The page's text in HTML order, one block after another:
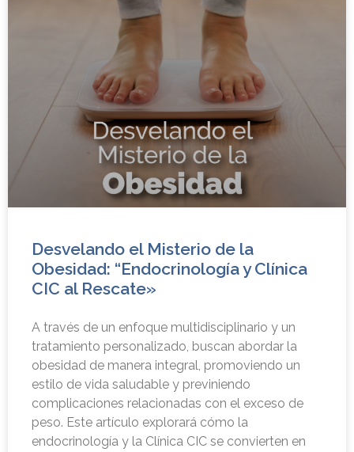
Desvelando el Misterio de la
Obesidad: “Endocrinología y Clínica
CIC al Rescate»
A través de un enfoque multidisciplinario y un
tratamiento personalizado, buscan abordar la
obesidad de manera integral, promoviendo un
estilo de vida saludable y previniendo
complicaciones relacionadas con el exceso de
peso. Este artículo explorará cómo la
endocrinología y la Clínica CIC se convierten en